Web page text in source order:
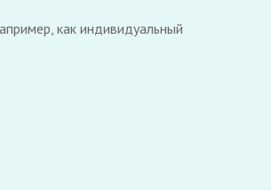
как индивидуальный